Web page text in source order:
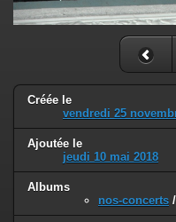
Créée le
vendredi 25
Ajoutée le
jeudi 10 mai 2018
Albums
nos-concerts /